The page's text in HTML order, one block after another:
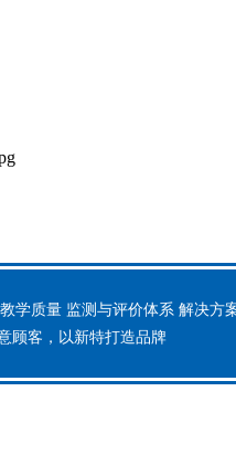
学质量 监测与评价体系 解决方
顾客，以新特打造品牌